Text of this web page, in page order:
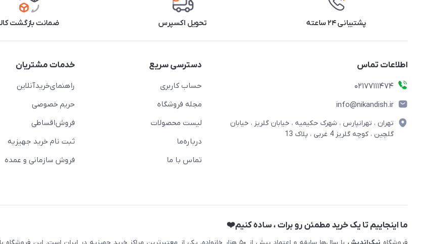
پشتیبانی ۲۴ ساعته تحویل اکسپرس ضمانت بازگشت
اطلاعات تماس
02177111474
info@nikandish.ir
تهران ، تهرانپارس ، شهرک حکیمیه ، خیابان گلریز ، خیابان
گلچین ، کوچه گلریز 4 غربی ، پلاک 13
دسترسی سریع
حساب کاربری
مجله فروشگاه
لیست محصولات
درباره‌ما
تماس با ما
خدمات مشتریان
راهنمای‌خرید‌آنلاین
حریم خصوصی
فروش‌اقساطی
ثبت نام خرید جهیزیه
فروش سازمانی و عمده
ما اینجاییم تا یک خرید مطمئن رو برات ، ساده کنیم❤️